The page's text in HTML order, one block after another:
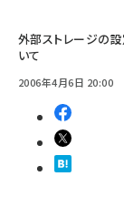
外部ストレージの
いて
2006年4月6日 20:00